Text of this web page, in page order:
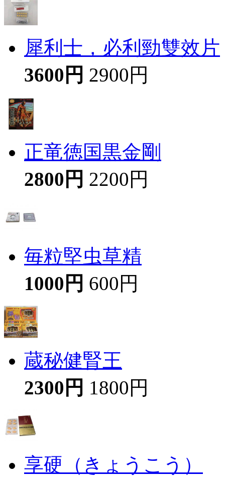
犀利士，必利勁雙效片
3600円 2900円
正竜徳国黒金剛
2800円 2200円
毎粒堅虫草精
1000円 600円
蔵秘健腎王
2300円 1800円
享硬（きょうこう）